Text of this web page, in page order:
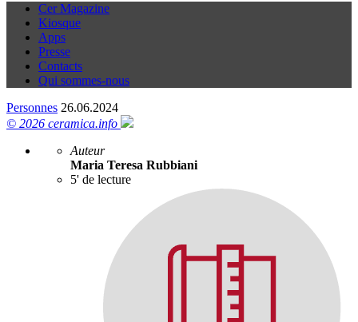
Cer Magazine
Kiosque
Apps
Presse
Contacts
Qui sommes-nous
Personnes 26.06.2024
© 2026 ceramica.info
Auteur
Maria Teresa Rubbiani
5' de lecture